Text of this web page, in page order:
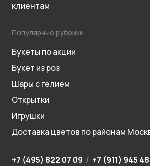
клиентам
Популярные рубрики
Букеты по акции
Букет из роз
Шары с гелием
Открытки
Игрушки
Доставка цветов по районам
+7 (495) 822 07 09 / +7 (911) 945 48